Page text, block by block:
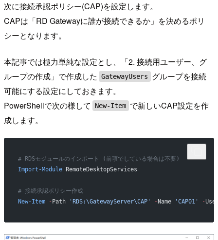
次に接続承認ポリシー(CAP)を設定します。
CAPは「RD Gatewayに誰が接続できるか」を決めるポリ
シーとなります。
本記事では極力単純な設定とし、「2. 接続用ユーザー、グ
ループの作成」で作成した
GatewayUsers
グループを接続
可能にする設定にしておきます。
PowerShellで次の様して
New-Item で新しいCAP設定を作
成します。
# RDSモジュールのインポート (前項でしている場合は不要)
Import-Module RemoteDesktopServices
# 接続承認ポリシー作成
New-Item - Path 'RDS:\GatewayServer\CAP' - Name 'CAP01' -